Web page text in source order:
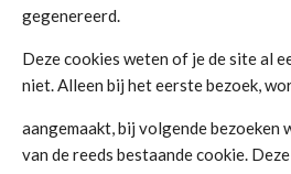
gegenereerd.
Deze cookies weten of je de site al
niet. Alleen bij het eerste bezoek,
aangemaakt, bij volgende bezoeken
van de reeds bestaande cookie.